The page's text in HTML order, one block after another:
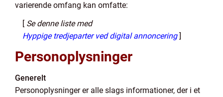
varierende omfang kan omfatte:
[ Se denne liste med
Hyppige tredjeparter ved digital annoncering]
Personoplysninger
Generelt
Personoplysninger er alle slags informationer, der i et